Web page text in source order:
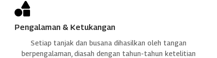

Pengalaman & Ketukangan
Setiap tanjak dan busana dihasilkan oleh tangan
berpengalaman, diasah dengan tahun-tahun ketelitian